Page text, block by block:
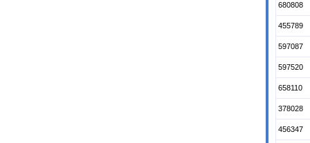
680808
455789
597087
597520
658110
378028
456347